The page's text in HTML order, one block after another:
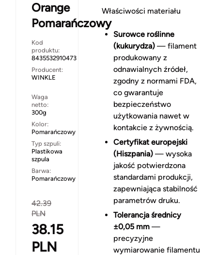
Orange
Pomarańczowy
Kod
produktu:
8435532910473
Producent:
WINKLE
Waga
netto:
300g
Kolor:
Pomarańczowy
Typ szpuli:
Plastikowa
szpula
Barwa:
Pomarańczowy
42.39
PLN
38.15
PLN
Właściwości materiału
Surowce roślinne
(kukurydza)— filament
produkowany z
odnawialnych źródeł,
zgodny z normami FDA,
co gwarantuje
bezpieczeństwo
użytkowania nawet w
kontakcie z żywnością.
Certyfikat europejski
(Hiszpania)— wysoka
jakość potwierdzona
standardami produkcji,
zapewniająca stabilność
parametrów druku.
Tolerancja średnicy
±0,05 mm—
precyzyjne
wymiarowanie filamentu